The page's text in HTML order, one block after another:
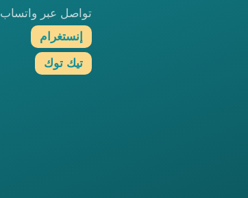
تواصل عبر واتساب
إنستغرام
تيك توك